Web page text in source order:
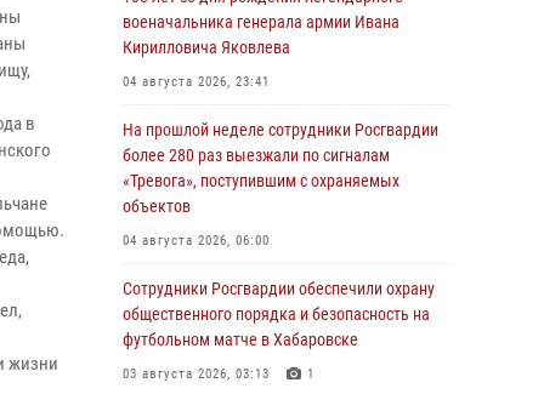
в
жизни
военачальника генерала армии Ивана
Кирилловича Яковлева
04 августа 2026, 23:41
На прошлой неделе сотрудники Росгвардии
более 280 раз выезжали по сигналам
«Тревога», поступившим с охраняемых
объектов
04 августа 2026, 06:00
Сотрудники Росгвардии обеспечили охрану
общественного порядка и безопасность на
футбольном матче в Хабаровске
03 августа 2026, 03:13 1